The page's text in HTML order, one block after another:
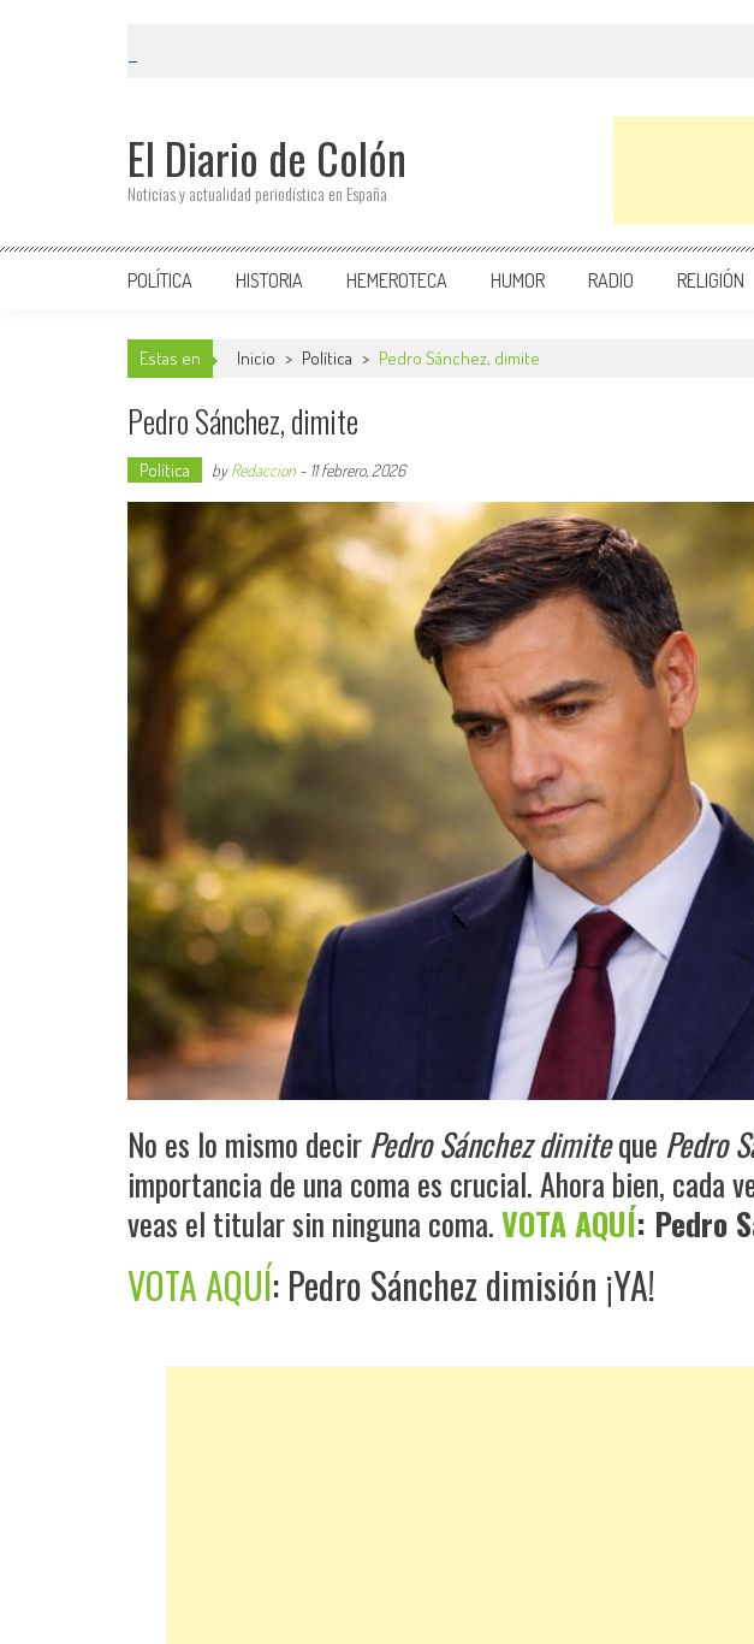
El Diario de Colón
Noticias y actualidad periodística en España
POLÍTICA HISTORIA HEMEROTECA HUMOR RADIO RELIGIÓN
Estas en Inicio > Política > Pedro Sánchez, dimite
Pedro Sánchez, dimite
Política byRedaccion - 11 febrero, 2026
No es lo mismo decir Pedro Sánchez dimiteque Pedro
importancia de una coma es crucial. Ahora bien, cada
veas el titular sin ninguna coma.VOTA AQUÍ: Pedro
VOTA AQUÍ: Pedro Sánchez dimisión ¡YA!